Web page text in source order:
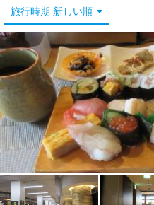
て
仙
台
泉
作
並
温
泉
旅行時期 新しい順